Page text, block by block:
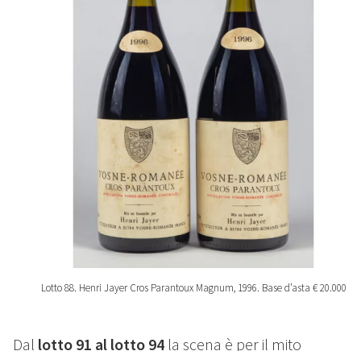
Lotto 88. Henri Jayer Cros Parantoux Magnum, 1996. Base d’asta € 20.000
Dal lotto 91 al lotto 94 la scena è per il mito